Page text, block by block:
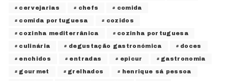
cervejarias chefs comida
comida portuguesa cozidos
cozinha mediterrânica cozinha portuguesa
culinária degustação gastronómica doces
enchidos entradas epicur gastronomia
gourmet grelhados henrique sá pessoa